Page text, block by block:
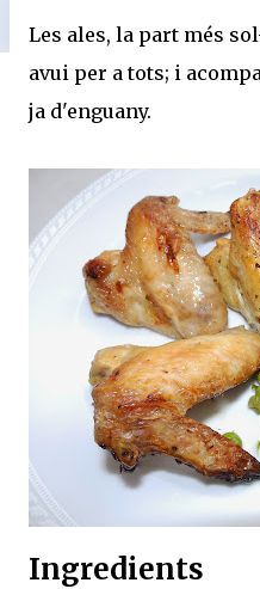
Les ales, la part més
avui per a tots; i
ja d'enguany.
Ingredients